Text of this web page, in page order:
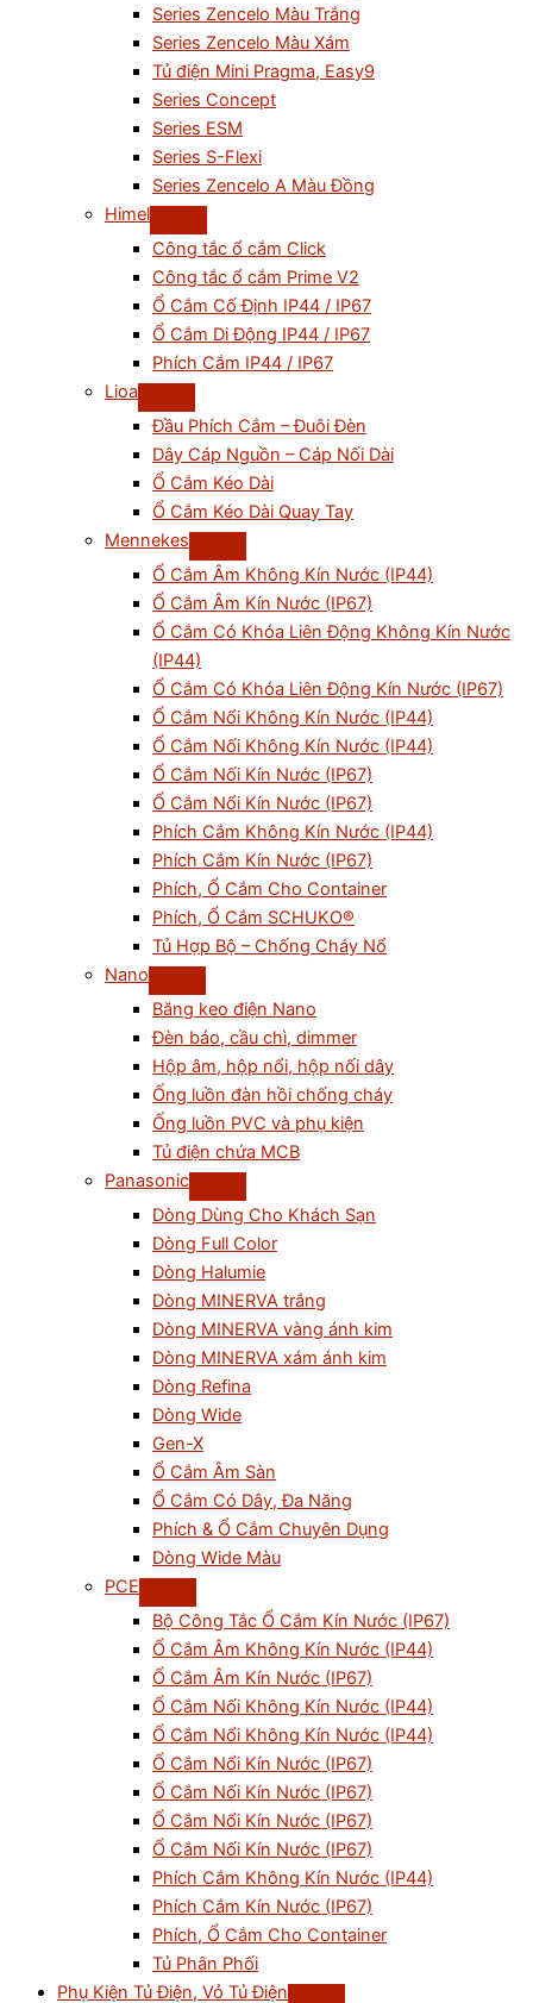
Series Zencelo Màu Trắng
Series Zencelo Màu Xám
Tủ điện Mini Pragma, Easy9
Series Concept
Series ESM
Series S-Flexi
Series Zencelo A Màu Đồng
Himel
Công tắc ổ cắm Click
Công tắc ổ cắm Prime V2
Ổ Cắm Cố Định IP44 / IP67
Ổ Cắm Di Động IP44 / IP67
Phích Cắm IP44 / IP67
Lioa
Đầu Phích Cắm – Đuôi Đèn
Dây Cáp Nguồn – Cáp Nối Dài
Ổ Cắm Kéo Dài
Ổ Cắm Kéo Dài Quay Tay
Mennekes
Ổ Cắm Âm Không Kín Nước (IP44)
Ổ Cắm Âm Kín Nước (IP67)
Ổ Cắm Có Khóa Liên Động Không Kín Nước
(IP44)
Ổ Cắm Có Khóa Liên Động Kín Nước (IP67)
Ổ Cắm Nổi Không Kín Nước (IP44)
Ổ Cắm Nối Không Kín Nước (IP44)
Ổ Cắm Nối Kín Nước (IP67)
Ổ Cắm Nổi Kín Nước (IP67)
Phích Cắm Không Kín Nước (IP44)
Phích Cắm Kín Nước (IP67)
Phích, Ổ Cắm Cho Container
Phích, Ổ Cắm SCHUKO®
Tủ Hợp Bộ – Chống Cháy Nổ
Nano
Băng keo điện Nano
Đèn báo, cầu chì, dimmer
Hộp âm, hộp nổi, hộp nối dây
Ống luồn đàn hồi chống cháy
Ống luồn PVC và phụ kiện
Tủ điện chứa MCB
Panasonic
Dòng Dùng Cho Khách Sạn
Dòng Full Color
Dòng Halumie
Dòng MINERVA trắng
Dòng MINERVA vàng ánh kim
Dòng MINERVA xám ánh kim
Dòng Refina
Dòng Wide
Gen-X
Ổ Cắm Âm Sàn
Ổ Cắm Có Dây, Đa Năng
Phích & Ổ Cắm Chuyên Dụng
Dòng Wide Màu
PCE
Bộ Công Tắc Ổ Cắm Kín Nước (IP67)
Ổ Cắm Âm Không Kín Nước (IP44)
Ổ Cắm Âm Kín Nước (IP67)
Ổ Cắm Nối Không Kín Nước (IP44)
Ổ Cắm Nổi Không Kín Nước (IP44)
Ổ Cắm Nổi Kín Nước (IP67)
Ổ Cắm Nối Kín Nước (IP67)
Ổ Cắm Nổi Kín Nước (IP67)
Ổ Cắm Nối Kín Nước (IP67)
Phích Cắm Không Kín Nước (IP44)
Phích Cắm Kín Nước (IP67)
Phích, Ổ Cắm Cho Container
Tủ Phân Phối
Phụ Kiện Tủ Điện, Vỏ Tủ Điện